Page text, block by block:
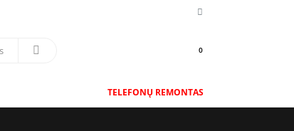
0
TELEFONŲ REMONTAS